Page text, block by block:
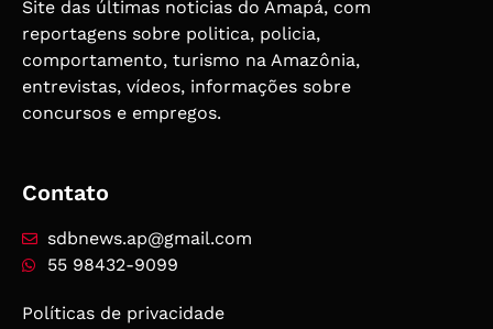
Site das últimas noticias do Amapá, com
reportagens sobre politica, policia,
comportamento, turismo na Amazônia,
entrevistas, vídeos, informações sobre
concursos e empregos.
Contato
sdbnews.ap@gmail.com
55 98432-9099
Políticas de privacidade